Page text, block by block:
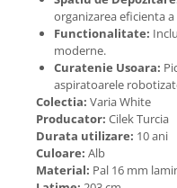
organizarea eficienta
Functionalitate:
moderne.
Curatenie Usoara:
aspiratoarele
Colectia: Varia White
Producator: Cilek Turcia
Durata utilizare: 10 ani
Culoare: Alb
Material: Pal 16 mm